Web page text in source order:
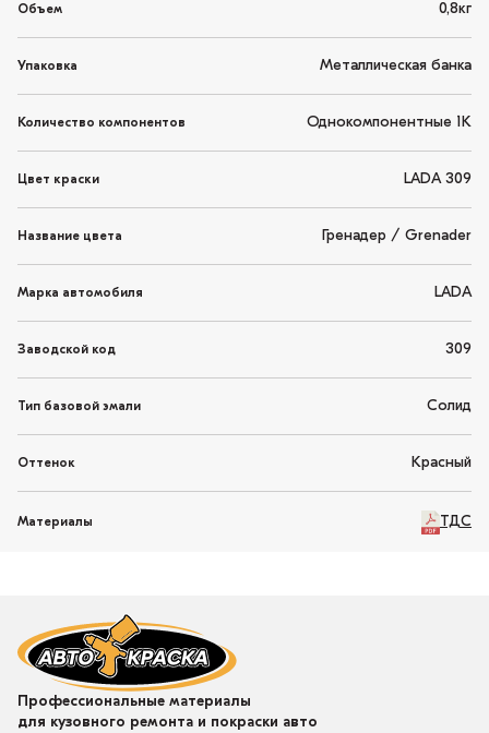
Объем 0,8кг
Упаковка Металлическая банка
Количество компонентов Однокомпонентные 1K
Цвет краски LADA 309
Название цвета Гренадер / Grenader
Марка автомобиля LADA
Заводской код 309
Тип базовой эмали Солид
Оттенок Красный
Материалы ТДС
Профессиональные материалы
для кузовного ремонта и покраски авто